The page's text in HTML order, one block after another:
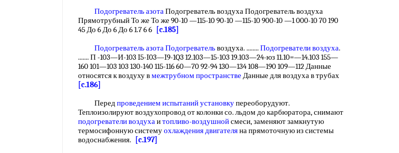
Подогреватель азотаПодогреватель воздуха Подогреватель воздуха
Прямотрубный То же То же 90-10 —115-10 90-10 —115-10 900-10 —1 000-10 70 190
45 До 6 До 6 До 6 1.7 6 6
[c.185]
Подогреватель азота Подогревательвоздуха. ........Подогреватели воздуха.
....... П -103—И-103 I5-I03—I9-1Q3 12.103—15-103 19.103—24-юз 11.10=—14.103 155—
160 101—103 103 130-140 115-116 60—70 92-94 130—134 108—190 109—112 Данные
относятся к воздуху вмежтрубном пространстве Данные для воздуха в трубах
[c.186]
Передпроведением испытаний установкупереоборудуют.
Теплоизолируют воздухопровод от колонки со. льдом до карбюратора, снимают
подогреватели воздухаитопливо-воздушнойсмеси, заменяют замкнутую
термосифонную системуохлаждения двигателяна прямоточную из системы
водоснабжения.
[c.197]